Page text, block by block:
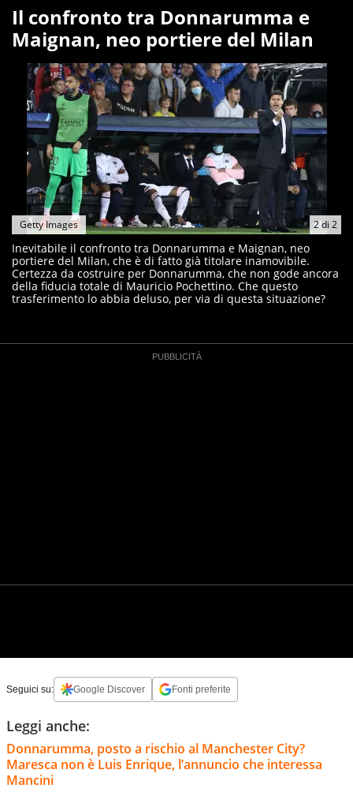
Il confronto tra Donnarumma e
Maignan, neo portiere del Milan
2di 2
Getty Images
Inevitabile il confronto tra Donnarumma e Maignan, neo
portiere del Milan, che è di fatto già titolare inamovibile.
Certezza da costruire per Donnarumma, che non gode ancora
della fiducia totale di Mauricio Pochettino. Che questo
trasferimento lo abbia deluso, per via di questa situazione?
Seguici su: Google Discover Fonti preferite
Leggi anche:
Donnarumma, posto a rischio al Manchester City?
Maresca non è Luis Enrique, l’annuncio che interessa
Mancini